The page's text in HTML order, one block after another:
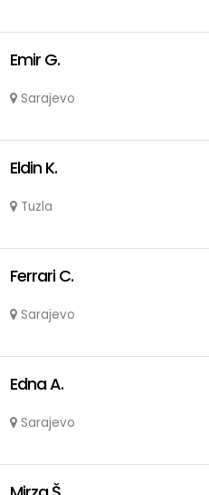
Emir G.
Sarajevo
Eldin K.
Tuzla
Ferrari C.
Sarajevo
Edna A.
Sarajevo